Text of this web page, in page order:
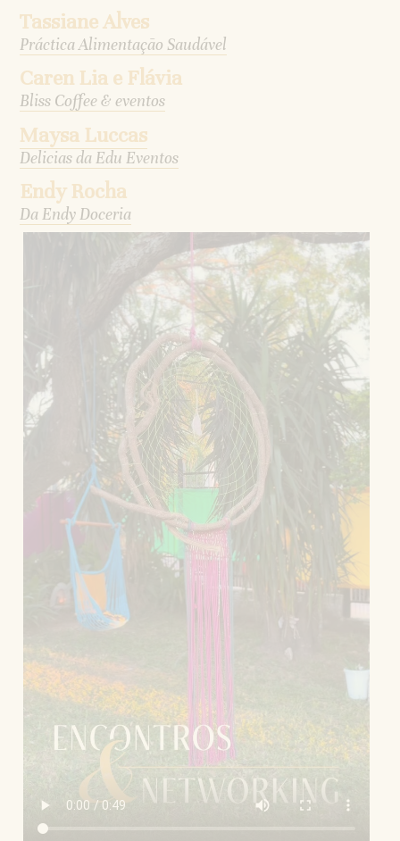
Tassiane Alves
Práctica Alimentação Saudável
Caren Lia e Flávia
Bliss Coffee & eventos
Maysa Luccas
Delicias da Edu Eventos
Endy Rocha
Da Endy Doceria